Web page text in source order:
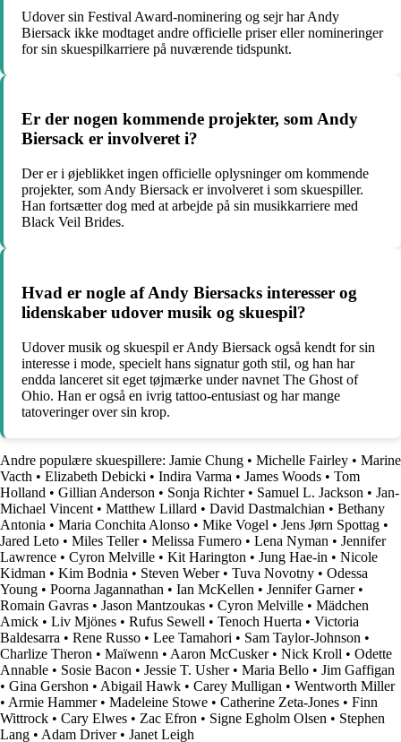
Udover sin Festival Award-nominering og sejr har Andy
Biersack ikke modtaget andre officielle priser eller nomineringer
for sin skuespilkarriere på nuværende tidspunkt.
Er der nogen kommende projekter, som Andy
Biersack er involveret i?
Der er i øjeblikket ingen officielle oplysninger om kommende
projekter, som Andy Biersack er involveret i som skuespiller.
Han fortsætter dog med at arbejde på sin musikkarriere med
Black Veil Brides.
Hvad er nogle af Andy Biersacks interesser og
lidenskaber udover musik og skuespil?
Udover musik og skuespil er Andy Biersack også kendt for sin
interesse i mode, specielt hans signatur goth stil, og han har
endda lanceret sit eget tøjmærke under navnet The Ghost of
Ohio. Han er også en ivrig tattoo-entusiast og har mange
tatoveringer over sin krop.
Andre populære skuespillere: Jamie Chung • Michelle Fairley • Marine
Vacth • Elizabeth Debicki • Indira Varma • James Woods • Tom
Holland • Gillian Anderson • Sonja Richter• Samuel L. Jackson • Jan-
Michael Vincent • Matthew Lillard • David Dastmalchian • Bethany
Antonia • Maria Conchita Alonso • Mike Vogel • Jens Jørn Spottag •
Jared Leto • Miles Teller• Melissa Fumero • Lena Nyman • Jennifer
Lawrence • Cyron Melville • Kit Harington • Jung Hae-in • Nicole
Kidman • Kim Bodnia • Steven Weber• Tuva Novotny • Odessa
Young • Poorna Jagannathan • Ian McKellen • Jennifer Garner•
Romain Gavras • Jason Mantzoukas • Cyron Melville • Mädchen
Amick • Liv Mjönes • Rufus Sewell • Tenoch Huerta • Victoria
Baldesarra • Rene Russo • Lee Tamahori • Sam Taylor-Johnson •
Charlize Theron • Maïwenn • Aaron McCusker• Nick Kroll • Odette
Annable • Sosie Bacon • Jessie T. Usher• Maria Bello • Jim Gaffigan
• Gina Gershon • Abigail Hawk • Carey Mulligan • Wentworth Miller
• Armie Hammer• Madeleine Stowe • Catherine Zeta-Jones • Finn
Wittrock • Cary Elwes • Zac Efron • Signe Egholm Olsen • Stephen
Lang • Adam Driver• Janet Leigh